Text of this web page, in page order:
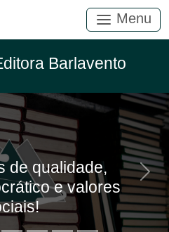
Menu
Barlavento
de qualidade,
e valores